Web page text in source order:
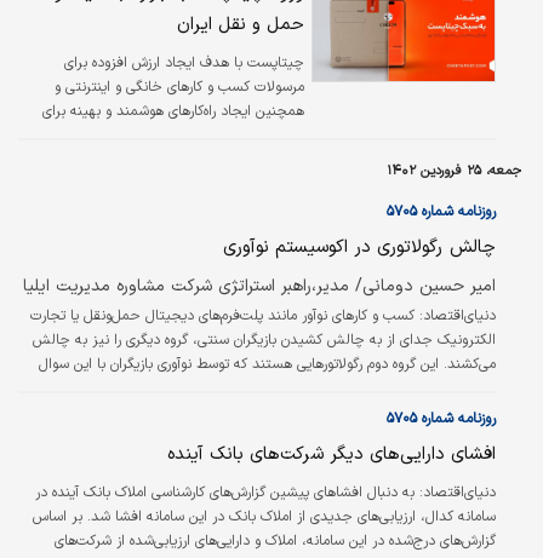
شرکت‌ها باید بدون دریافت هیچ هزینه اضافی،
مالیات را پرداخت کنند. هداد جزئیات بیشتری از
قانون پیشنهادی جدید ارائه نکرد. به گفته یک
منبع آگاه در وزارت اقتصاد برزیل، مالیات مورد نظر
در حال حاضر…
حمل و نقل ایران
چیتاپست با هدف ایجاد ارزش افزوده برای
مرسولات کسب و کارهای خانگی و اینترنتی و
همچنین ایجاد راه‌کارهای هوشمند و بهینه برای
جمعه، ۲۵ فروردین ۱۴۰۲
روزنامه شماره ۵۷۰۵
چالش رگولاتوری در اکوسیستم نوآوری
امیر حسین دومانی/ مدیر،راهبر استراتژی شرکت مشاوره مدیریت ایلیا
دنیای‌اقتصاد: کسب و کارهای نوآور مانند پلت‌فرم‌‌‌های دیجیتال حمل‌‌‌ونقل یا تجارت
الکترونیک جدای از به چالش کشیدن بازیگران سنتی، گروه دیگری را نیز به چالش
می‌‌‌کشند. این گروه دوم رگولاتورهایی هستند که توسط نوآوری بازیگران با این سوال
همان قوانین با آنها برخورد کرد؟
روزنامه شماره ۵۷۰۵
افشای دارایی‌‌‌های دیگر شرکت‌های بانک آینده
دنیای‌اقتصاد: به‌‌‌ دنبال افشاهای پیشین گزارش‌‌‌های کارشناسی املاک بانک آینده در
سامانه کدال، ارزیابی‌‌‌های جدیدی از املاک بانک در این سامانه افشا شد. بر اساس
گزارش‌‌‌های درج‌شده در این سامانه، املاک و دارایی‌‌‌های ارزیابی‌شده از شرکت‌های